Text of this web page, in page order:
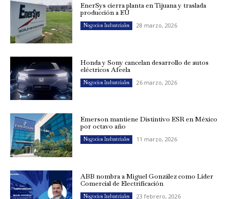
EnerSys cierra planta en Tijuana y traslada
producción a EU
Negocios Industriales 28 marzo, 2026
Honda y Sony cancelan desarrollo de autos
eléctricos Afeela
Negocios Industriales 26 marzo, 2026
Emerson mantiene Distintivo ESR en México
por octavo año
Negocios Industriales 11 marzo, 2026
ABB nombra a Miguel González como Líder
Comercial de Electrificación
Negocios Industriales 23 febrero, 2026